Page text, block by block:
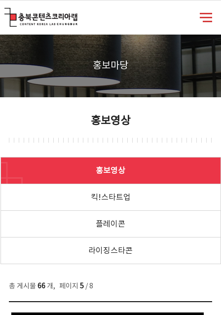
홍보마당
홍보영상
홍보영상
킥!스타트업
플레이콘
라이징스타콘
총 게시물 66개, 페이지 5/ 8